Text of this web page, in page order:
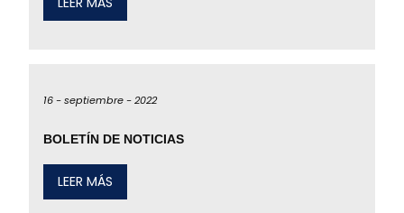
16 -septiembre -2022
BOLETÍN DE NOTICIAS
LEER MÁS